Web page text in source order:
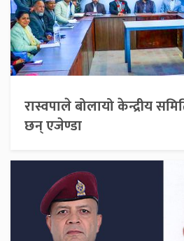
रास्वपाले बोलायो केन्द्रीय
छन् एजेण्डा